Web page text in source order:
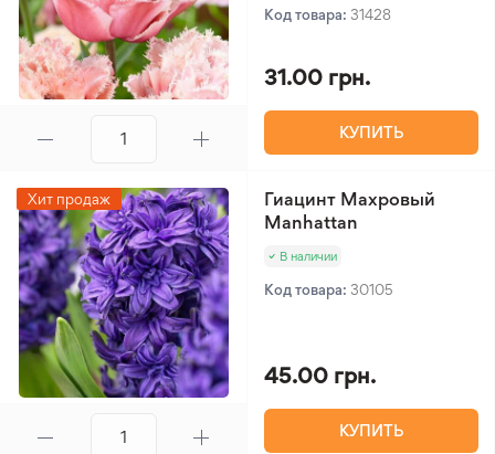
Код товара: 31428
31.00 грн.
КУПИТЬ
Хит продаж
Гиацинт Махровый
Manhattan
В наличии
Код товара: 30105
45.00 грн.
КУПИТЬ